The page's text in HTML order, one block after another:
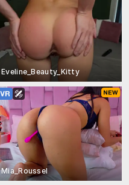
Eveline_Beauty_Kitty
Mia_Roussel